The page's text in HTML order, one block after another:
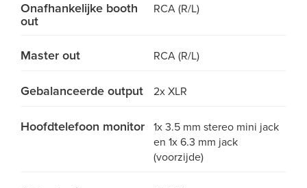
Onafhankelijke booth
out
RCA (R/L)
Master out RCA (R/L)
Gebalanceerde output 2x XLR
Hoofdtelefoon monitor
1x 3.5 mm stereo mini jack
en 1x 6.3 mm jack
(voorzijde)